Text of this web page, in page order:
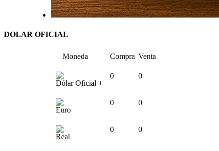
DOLAR OFICIAL
Moneda Compra Venta
Dólar Oficial +
0 0
Euro
0 0
Real
0 0